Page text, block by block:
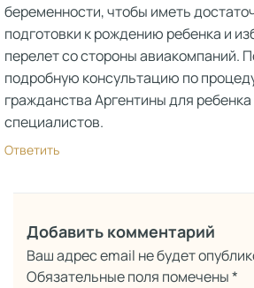
беременности, чтобы иметь
подготовки к рождению ребенка и
перелет со стороны авиакомпаний.
подробную консультацию по
гражданства Аргентины для
специалистов.
Ответить
Добавить комментарий
Ваш адрес email не будет
Обязательные поля помечены*